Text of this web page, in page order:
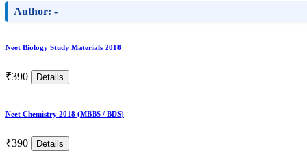
Author: -
Neet Biology Study Materials 2018
₹390 Details
Neet Chemistry 2018 (MBBS / BDS)
₹390 Details